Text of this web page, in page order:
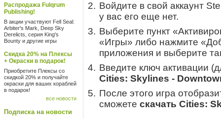
Распродажа Fulqrum
Publishing!
В акции участвуют Fell Seal:
Arbiter's Mark, Deep Sky
Derelicts, серия King's
Bounty и другие игры
Скидка 20% на Плексы
+ Окраски в подарок!
Приобретите Плексы со
скидкой 20% и получайте
окраски для ваших кораблей
в подарок!
все новости
Подписка на новости
Войдите в свой аккаунт
у вас его еще нет.
Выберите пункт
«Игры» либо нажмите
приложения и выберите
Введите ключ активации
Cities: Skylines -
После этого игра
сможете скачать Cities: